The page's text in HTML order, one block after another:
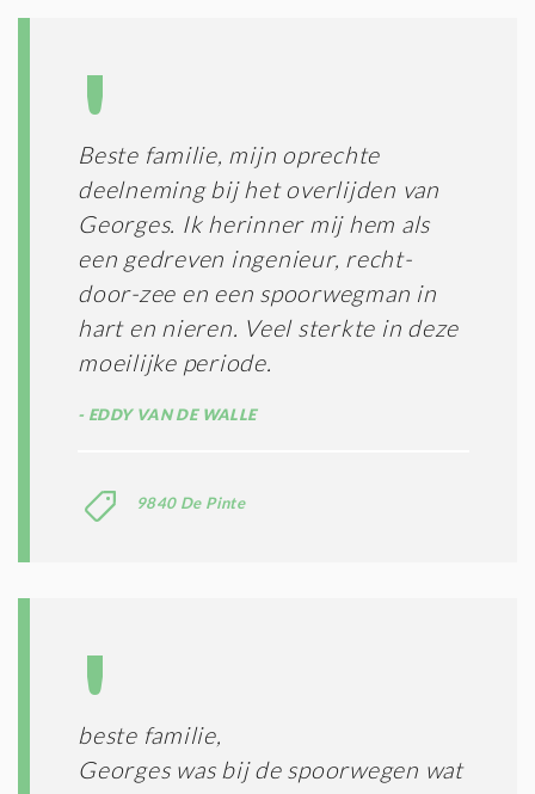
Beste familie, mijn oprechte
deelneming bij het overlijden van
Georges. Ik herinner mij hem als
een gedreven ingenieur, recht-
door-zee en een spoorwegman in
hart en nieren. Veel sterkte in deze
moeilijke periode.
EDDY VAN DE WALLE
9840 De Pinte
beste familie,
Georges was bij de spoorwegen wat